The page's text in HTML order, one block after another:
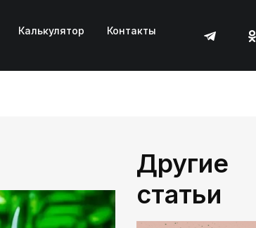
Калькулятор Контакты
Другие
статьи